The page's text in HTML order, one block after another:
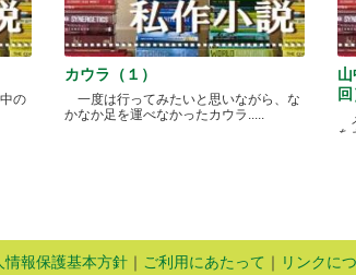
の
カウラ（１）
一度は行ってみたいと思いながら、な
かなか足を運べなかったカウラ.....
回
を
情報保護基本方針 ｜ ご利用にあたって ｜ リンクに